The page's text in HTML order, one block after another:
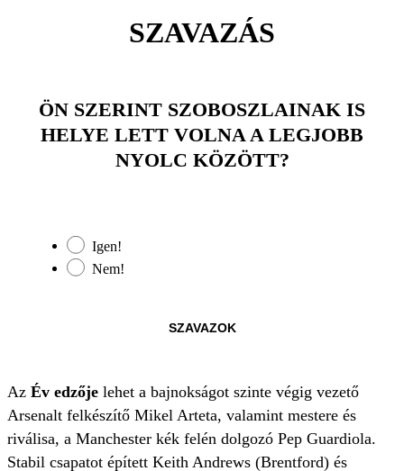
SZAVAZÁS
ÖN SZERINT SZOBOSZLAINAK IS
HELYE LETT VOLNA A LEGJOBB
NYOLC KÖZÖTT?
Igen!
Nem!
SZAVAZOK
Az Év edzője lehet a bajnokságot szinte végig vezető
Arsenalt felkészítő Mikel Arteta, valamint mestere és
riválisa, a Manchester kék felén dolgozó Pep Guardiola.
Stabil csapatot épített Keith Andrews (Brentford) és